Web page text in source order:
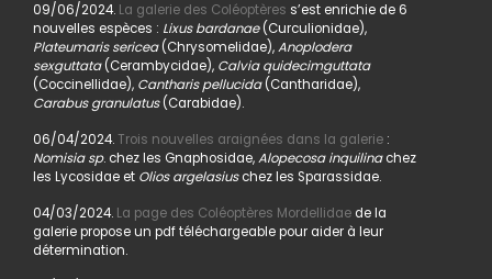
09/06/2024.La galerie des Coléoptères s’est enrichie de 6
nouvelles espèces : Lixus bardanae(Curculionidae),
Plateumaris sericea(Chrysomelidae),Anoplodera
sexguttata(Cerambycidae), Calvia quidecimguttata
(Coccinellidae), Cantharis pellucida(Cantharidae),
Carabus granulatus(Carabidae).
06/04/2024.Trois nouvelles araignées dans la galerie:
Nomisia sp. chez les Gnaphosidae,Alopecosa inquilinachez
les Lycosidae et Olios argelasiuschez les Sparassidae.
04/03/2024. La page des Coléoptères Mordellidaede la
galerie propose un pdf téléchargeable pour aider à leur
détermination.